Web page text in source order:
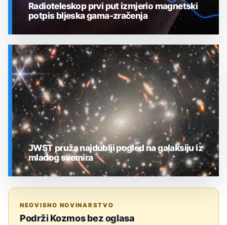
SVEMIR
Radioteleskop prvi put izmjerio magnetski
potpis bljeska gama-zračenja
JWST pruža najdublji pogled na galaksiju iz
mladog svemira
NEOVISNO NOVINARSTVO
Podrži Kozmos bez oglasa